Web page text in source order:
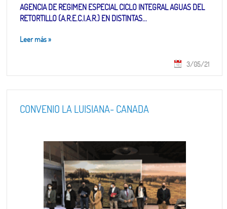
AGENCIA DE REGIMEN ESPECIAL CICLO INTEGRAL AGUAS DEL
RETORTILLO (A.R.E.C.I.A.R.) EN DISTINTAS...
Leer más»
3/05/21
CONVENIO LA LUISIANA- CAÑADA